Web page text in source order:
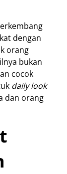
dengan
orang
bukan
cocok
daily look
dan orang